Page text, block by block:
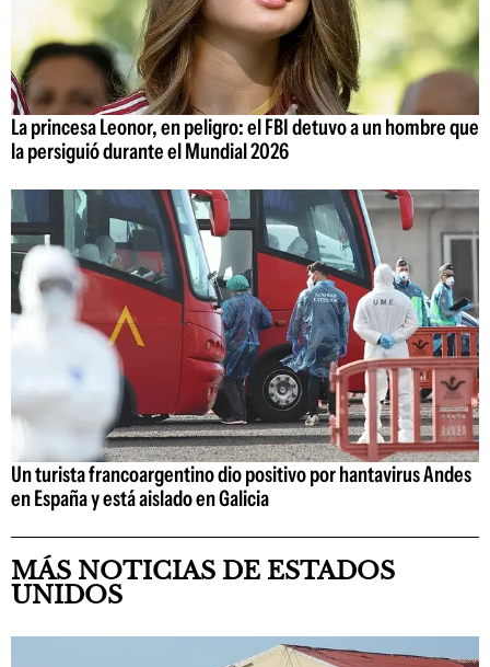
La princesa Leonor, en peligro: el FBI detuvo a un hombre que
la persiguió durante el Mundial 2026
Un turista francoargentino dio positivo por hantavirus Andes
en España y está aislado en Galicia
MÁS NOTICIAS DE ESTADOS
UNIDOS